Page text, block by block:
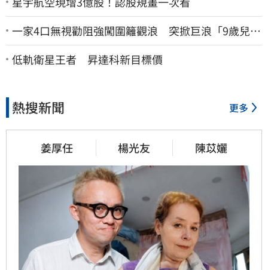
一家4口無視勸阻強闖圍籬觀浪 突掀巨浪「9歲兒當
場遭捲入海」
低軌衛星王者 昇達科新目標價
熱搜新聞 更多
姜厚任 楊光友 陳苡孋